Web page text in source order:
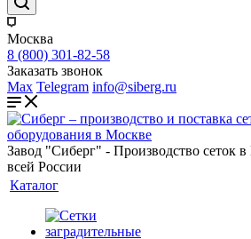
Москва
8 (800) 301-82-58
Заказать звонок
Max Telegram info@siberg.ru
Завод "Сиберг" - Производство сеток
всей России
Каталог